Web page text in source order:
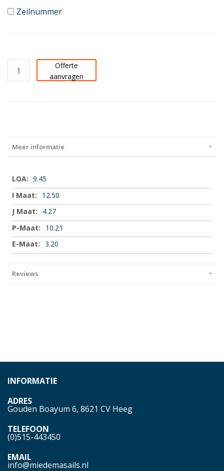
Zeilnummer
Offerte
aanvragen
Meer informatie
Meer
informatie
9.45
12.50
4.27
10.21
3.20
Reviews
INFORMATIE
ADRES
Gouden Boayum 6, 8621 CV Heeg
TELEFOON
(0)515-443450
EMAIL
info@miedemasails.nl